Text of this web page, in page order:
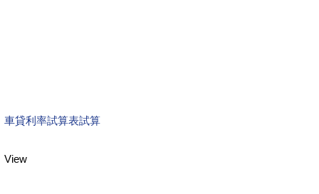
車貸利率試算表試算
View